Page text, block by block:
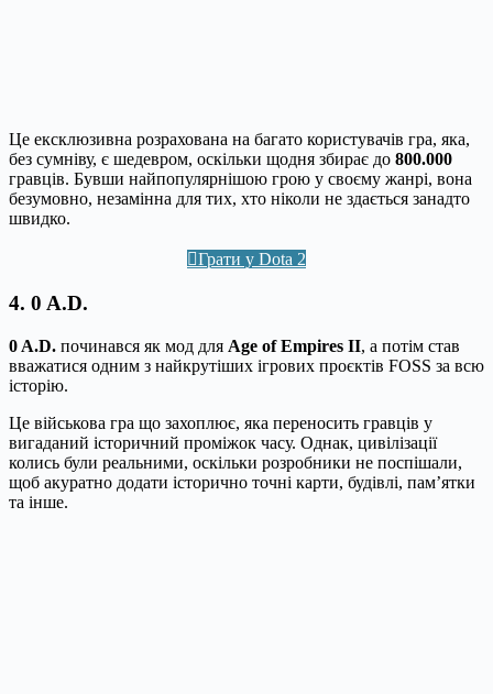
Це ексклюзивна розрахована на багато користувачів гра, яка,
без сумніву, є шедевром, оскільки щодня збирає до 800.000
гравців. Бувши найпопулярнішою грою у своєму жанрі, вона
безумовно, незамінна для тих, хто ніколи не здається занадто
швидко.
Грати у Dota 2
4. 0 A.D.
0 A.D. починався як мод для Age of Empires II, а потім став
вважатися одним з найкрутіших ігрових проєктів FOSS за всю
історію.
Це військова гра що захоплює, яка переносить гравців у
вигаданий історичний проміжок часу. Однак, цивілізації
колись були реальними, оскільки розробники не поспішали,
щоб акуратно додати історично точні карти, будівлі, пам’ятки
та інше.